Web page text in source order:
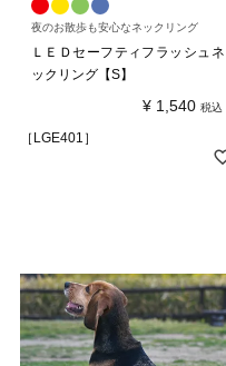
夜のお散歩も安心なネックリング
ＬＥＤセーフティフラッシュネ
ックリング【S】
¥ 1,540 税込
［LGE401］